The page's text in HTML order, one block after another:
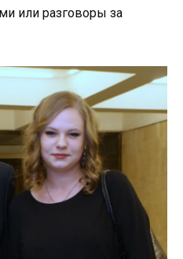
или разговоры за